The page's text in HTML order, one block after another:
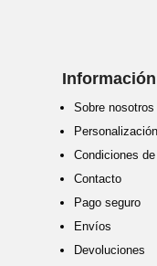
Información
Sobre nosotros
Condiciones
Contacto
Pago seguro
Envíos
Devoluciones